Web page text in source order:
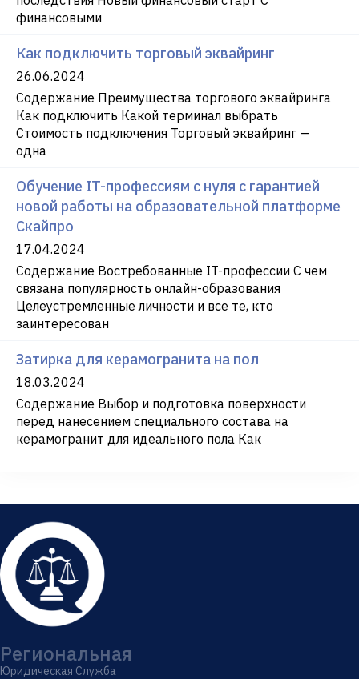
финансовыми
Как подключить торговый эквайринг
26.06.2024
Содержание Преимущества торгового эквайринга
Как подключить Какой терминал выбрать
Стоимость подключения Торговый эквайринг —
одна
Обучение IT-профессиям с нуля с гарантией
новой работы на образовательной платформе
Скайпро
17.04.2024
Содержание Востребованные IT-профессии С чем
связана популярность онлайн-образования
Целеустремленные личности и все те, кто
заинтересован
Затирка для керамогранита на пол
18.03.2024
Содержание Выбор и подготовка поверхности
перед нанесением специального состава на
керамогранит для идеального пола Как
Региональная
Юридическая Служба